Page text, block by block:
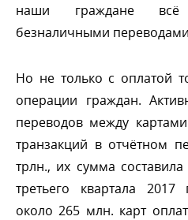
наши граждане
езналичными
Но не только с оплатой
операции граждан.
переводов между
транзакций в отчётном
трлн., их сумма
третьего квартала
около 265 млн. карт